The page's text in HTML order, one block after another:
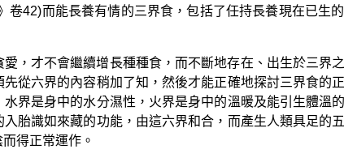
卷42)而能長養有情的三界食，包括了任持長養現在已生
，才不會繼續增長種種食，而不斷地存在、出生於三界
從六界的內容稍加了知，然後才能正確地探討三界食的
界是身中的水分濕性，火界是身中的溫暖及能引生體溫
胎識如來藏的功能，由這六界和合，而產生人類具足的
得正常運作。